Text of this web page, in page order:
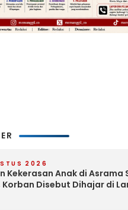
2026
Kekerasan Anak di Asrama
Korban Disebut Dihajar di